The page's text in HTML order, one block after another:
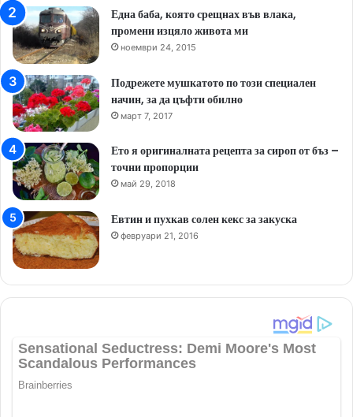
Една баба, която срещнах във влака,
промени изцяло живота ми
ноември 24, 2015
Подрежете мушкатото по този специален
начин, за да цъфти обилно
март 7, 2017
Ето я оригиналната рецепта за сироп от бъз –
точни пропорции
май 29, 2018
Евтин и пухкав солен кекс за закуска
февруари 21, 2016